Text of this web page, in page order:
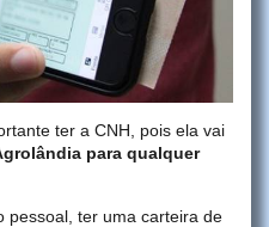
ter a CNH, pois ela vai
para qualquer
pessoal, ter uma carteira de